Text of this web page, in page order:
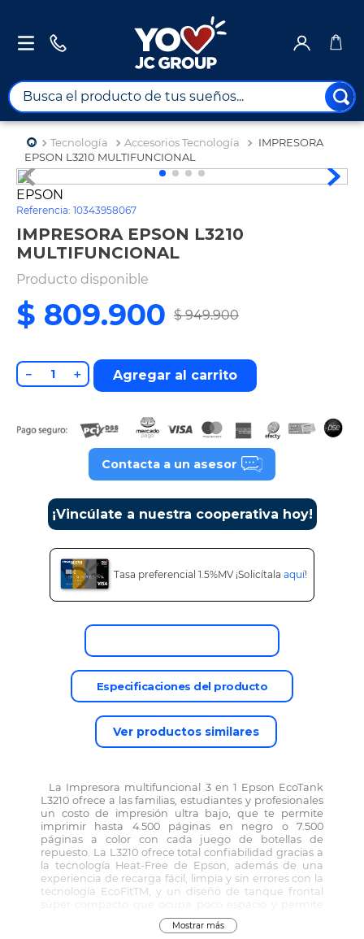
Busca el producto de tus sueños...
Tecnología Accesorios Tecnología
IMPRESORA
EPSON L3210 MULTIFUNCIONAL
EPSON
Referencia: 10343958067
IMPRESORA EPSON L3210
MULTIFUNCIONAL
Producto disponible
$ 809.900 $ 949.900
＋
－ Agregar al carrito
Contacta a un asesor
¡Vincúlate a nuestra cooperativa hoy!
Tasa preferencial 1.5%MV ¡Solicítala aquí!
Especificaciones del producto
Ver productos similares
La Impresora multifuncional 3 en 1 Epson EcoTank
L3210 ofrece a las familias, estudiantes y profesionales
un costo de impresión ultra bajo, que te permite
imprimir hasta 4.500 páginas en negro o 7.500
páginas a color con cada juego de botellas de
repuesto. La L3210 ofrece total confiabilidad gracias a
la tecnología Heat-Free de Epson, además de una
experiencia de recarga fácil, limpia y sin errores con la
tecnología EcoFitTM, y un diseño de tanque frontal
verificar fácilmente los niveles de tinta. Con una
garantía limitada y extendida hasta de 2 años, Epson
Mostrar más
TÉRMINOS MÁS BUSCADOS
1 .
combos
2.
maximuebles
3.
moto
4.
nevera
7.
impresora
.
tv